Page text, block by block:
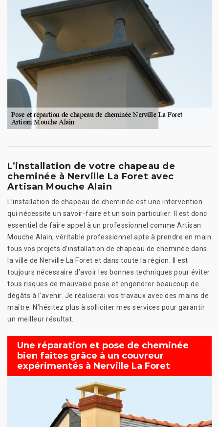
L’installation de votre chapeau de
cheminée à Nerville La Foret avec
Artisan Mouche Alain
L’installation de chapeau de cheminée est une intervention
qui nécessite un savoir-faire et un soin particulier. Il est donc
essentiel de faire appel à un professionnel comme Artisan
Mouche Alain, véritable professionnel apte à prendre en main
tous vos projets d’installation de chapeau de cheminée dans
la ville de Nerville La Foret et dans toute la région. Il est
toujours nécessaire d’avoir les bonnes techniques pour éviter
tous risques de mauvaise pose et engendrer beaucoup de
dégâts à l’avenir. Je réaliserai vos travaux avec des mains de
maître. N’hésitez plus à solliciter mes services pour garantir
un meilleur résultat.
Une réparation et pose de cheminée
bien faites grâce à un couvreur
expérimentés à Nerville La Foret